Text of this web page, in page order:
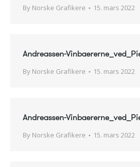
By Norske Grafikere 15. mars 2022
Andreassen-
By Norske Grafikere 15. mars 2022
Andreassen-
By Norske Grafikere 15. mars 2022